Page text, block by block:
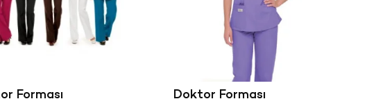
Forması Doktor Forması